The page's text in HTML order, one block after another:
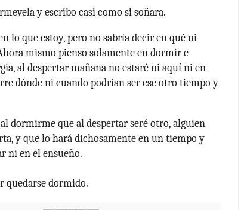
y escribo casi como si soñara.
lo que estoy, pero no sabría decir en qué ni
mismo pienso solamente en dormir e
al despertar mañana no estaré ni aquí ni en
dónde ni cuando podrían ser ese otro tiempo y
dormirme que al despertar seré otro, alguien
y que lo hará dichosamente en un tiempo y
nien el ensueño.
quedarse dormido.